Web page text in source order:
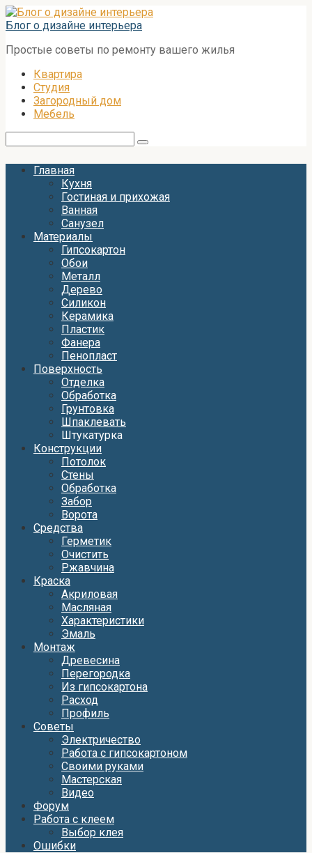
Перейти
к
Блог о дизайне интерьера
Простые советы по ремонту вашего жилья
Квартира
Студия
Загородный дом
Мебель
Главная
Кухня
Гостиная и прихожая
Ванная
Санузел
Материалы
Гипсокартон
Обои
Металл
Дерево
Силикон
Керамика
Пластик
Фанера
Пенопласт
Поверхность
Отделка
Обработка
Грунтовка
Шпаклевать
Штукатурка
Конструкции
Потолок
Стены
Обработка
Забор
Ворота
Средства
Герметик
Очистить
Ржавчина
Краска
Акриловая
Масляная
Характеристики
Эмаль
Монтаж
Древесина
Перегородка
Из гипсокартона
Расход
Профиль
Советы
Электричество
Работа с гипсокартоном
Своими руками
Мастерская
Видео
Форум
Работа с клеем
Выбор клея
Ошибки